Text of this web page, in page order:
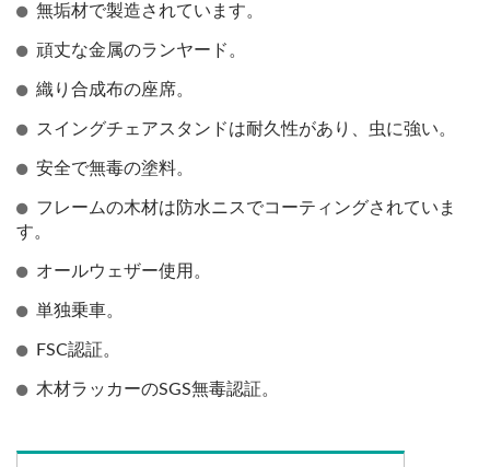
無垢材で製造されています。
頑丈な金属のランヤード。
織り合成布の座席。
スイングチェアスタンドは耐久性があり、虫に強い。
安全で無毒の塗料。
フレームの木材は防水ニスでコーティングされていま
す。
オールウェザー使用。
単独乗車。
FSC認証。
木材ラッカーのSGS無毒認証。